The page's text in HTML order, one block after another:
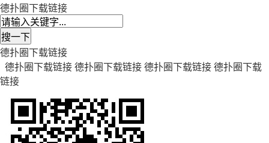
德扑圈下载链接
德扑圈下载链接
德扑圈下载链接 德扑圈下载链接 德扑圈下载链接 德扑圈下载
链接